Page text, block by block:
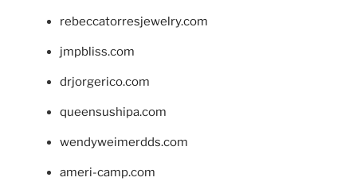
rebeccatorresjewelry.com
jmpbliss.com
drjorgerico.com
queensushipa.com
wendyweimerdds.com
ameri-camp.com